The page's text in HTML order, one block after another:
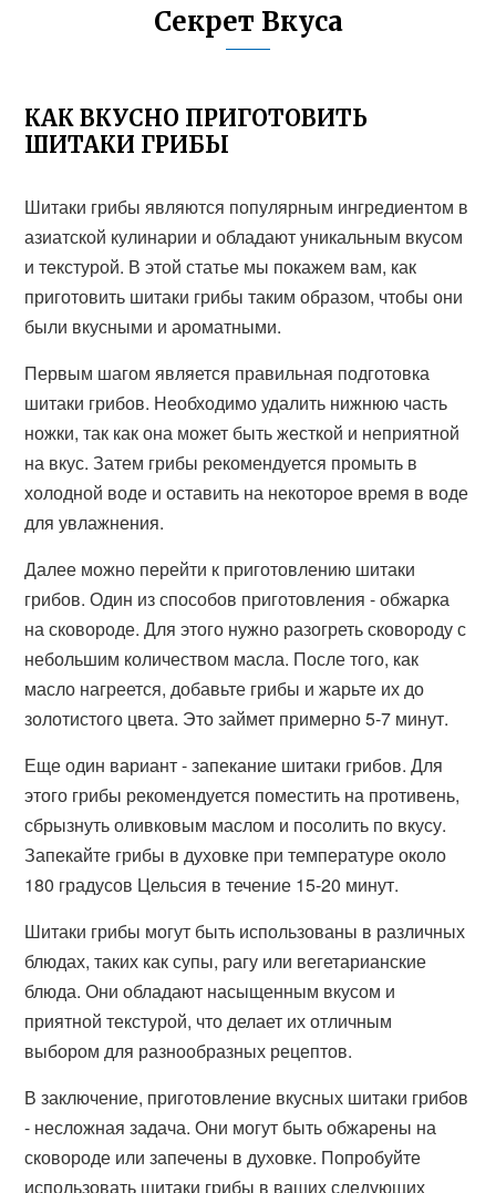
Секрет Вкуса
КАК ВКУСНО ПРИГОТОВИТЬ
ШИТАКИ ГРИБЫ
Шитаки грибы являются популярным ингредиентом в
азиатской кулинарии и обладают уникальным вкусом
и текстурой. В этой статье мы покажем вам, как
приготовить шитаки грибы таким образом, чтобы они
были вкусными и ароматными.
Первым шагом является правильная подготовка
шитаки грибов. Необходимо удалить нижнюю часть
ножки, так как она может быть жесткой и неприятной
на вкус. Затем грибы рекомендуется промыть в
холодной воде и оставить на некоторое время в воде
для увлажнения.
Далее можно перейти к приготовлению шитаки
грибов. Один из способов приготовления - обжарка
на сковороде. Для этого нужно разогреть сковороду с
небольшим количеством масла. После того, как
масло нагреется, добавьте грибы и жарьте их до
золотистого цвета. Это займет примерно 5-7 минут.
Еще один вариант - запекание шитаки грибов. Для
этого грибы рекомендуется поместить на противень,
сбрызнуть оливковым маслом и посолить по вкусу.
Запекайте грибы в духовке при температуре около
180 градусов Цельсия в течение 15-20 минут.
Шитаки грибы могут быть использованы в различных
блюдах, таких как супы, рагу или вегетарианские
блюда. Они обладают насыщенным вкусом и
приятной текстурой, что делает их отличным
выбором для разнообразных рецептов.
В заключение, приготовление вкусных шитаки грибов
- несложная задача. Они могут быть обжарены на
сковороде или запечены в духовке. Попробуйте
использовать шитаки грибы в ваших следующих